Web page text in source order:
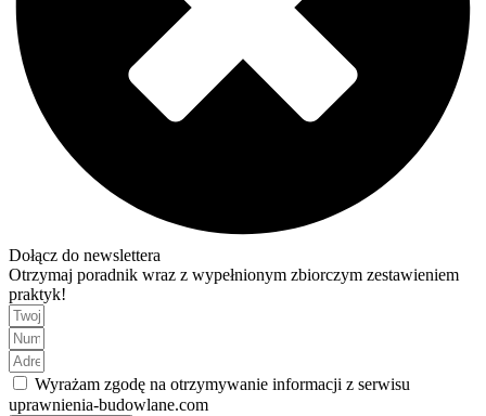
Dołącz do newslettera
Otrzymaj poradnik wraz z wypełnionym zbiorczym zestawieniem
praktyk!
Wyrażam zgodę na otrzymywanie informacji z serwisu
uprawnienia-budowlane.com